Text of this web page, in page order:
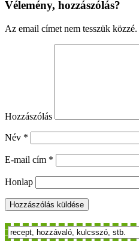
Vélemény, hozzászólás?
Az email címet nem tesszük közzé.
Hozzászólás
Név *
E-mail cím *
Honlap